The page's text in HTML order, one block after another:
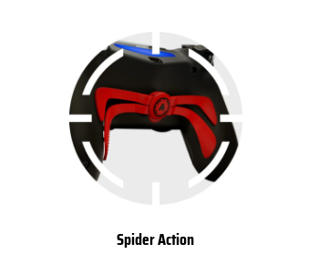
Spider Action